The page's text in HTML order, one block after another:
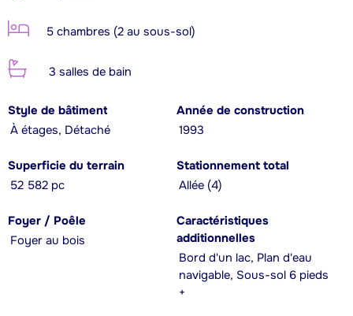
5 chambres (2 au sous-sol)
3 salles de bain
Style de bâtiment
À étages, Détaché
Année de construction
1993
Superficie du terrain
52 582 pc
Stationnement total
Allée (4)
Foyer / Poêle
Foyer au bois
Caractéristiques
additionnelles
Bord d'un lac, Plan d'eau
navigable, Sous-sol 6 pieds
+